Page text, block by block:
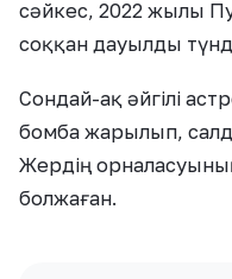
сәйкес, 2022 жылы
соққан дауылды
Сондай-ақ әйгілі
бомба жарылып,
Жердің
болжаған.